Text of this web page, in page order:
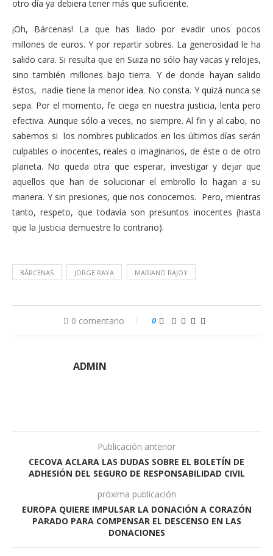
otro día ya debiera tener más que suficiente.
¡Oh, Bárcenas! La que has liado por evadir unos pocos
millones de euros. Y por repartir sobres. La generosidad le ha
salido cara. Si resulta que en Suiza no sólo hay vacas y relojes,
sino también millones bajo tierra. Y de donde hayan salido
éstos, nadie tiene la menor idea. No consta. Y quizá nunca se
sepa. Por el momento, fe ciega en nuestra justicia, lenta pero
efectiva. Aunque sólo a veces, no siempre. Al fin y al cabo, no
sabemos si los nombres publicados en los últimos días serán
culpables o inocentes, reales o imaginarios, de éste o de otro
planeta. No queda otra que esperar, investigar y dejar que
aquellos que han de solucionar el embrollo lo hagan a su
manera. Y sin presiones, que nos conocemos. Pero, mientras
tanto, respeto, que todavía son presuntos inocentes (hasta
que la Justicia demuestre lo contrario).
BÁRCENAS JORGE RAYA MARIANO RAJOY
0 comentario 0
ADMIN
Publicación anterior
CECOVA ACLARA LAS DUDAS SOBRE EL BOLETÍN DE
ADHESIÓN DEL SEGURO DE RESPONSABILIDAD CIVIL
próxima publicación
EUROPA QUIERE IMPULSAR LA DONACIÓN A CORAZÓN
PARADO PARA COMPENSAR EL DESCENSO EN LAS
DONACIONES